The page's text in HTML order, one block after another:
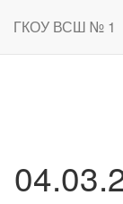
ГКОУ ВСШ № 1